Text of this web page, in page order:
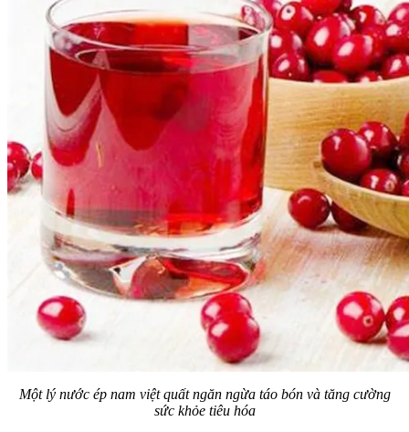
Một lý nước ép nam việt quất ngăn ngừa táo bón và tăng cường
sức khỏe tiêu hóa